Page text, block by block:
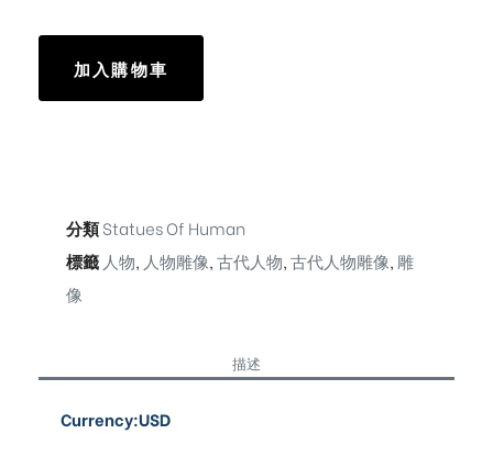
加入購物車
分類Statues Of Human
標籤 人物, 人物雕像,古代人物,古代人物雕像, 雕
像
描述
Currency:USD